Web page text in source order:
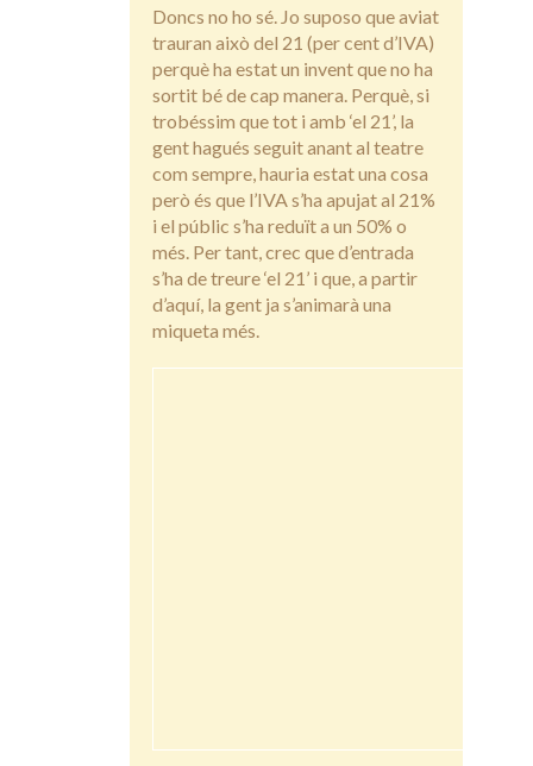
Doncs no ho sé. Jo suposo que aviat
trauran això del 21 (per cent d’IVA)
perquè ha estat un invent que no ha
sortit bé de cap manera. Perquè, si
trobéssim que tot i amb ‘el 21’, la
gent hagués seguit anant al teatre
com sempre, hauria estat una cosa
però és que l’IVA s’ha apujat al 21%
i el públic s’ha reduït a un 50% o
més. Per tant, crec que d’entrada
s’ha de treure ‘el 21’ i que, a partir
d’aquí, la gent ja s’animarà una
miqueta més.